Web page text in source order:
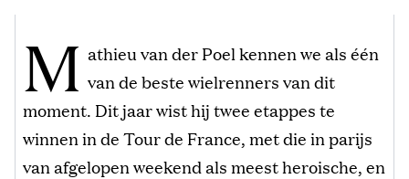
M athieu van der Poel kennen we als één
van de beste wielrenners van dit
moment. Dit jaar wist hij twee etappes te
winnen in de Tour de France, met die in parijs
van afgelopen weekend als meest heroische, en